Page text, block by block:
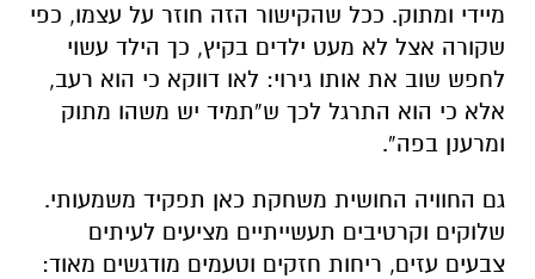
מיידי ומתוק. ככל שהקישור הזה חוזר על עצמו, כפי
שקורה אצל לא מעט ילדים בקיץ, כך הילד עשוי
לחפש שוב את אותו גירוי: לאו דווקא כי הוא רעב,
אלא כי הוא התרגל לכך ש“תמיד יש משהו מתוק
ומרענן בפה”.
גם החוויה החושית משחקת כאן תפקיד משמעותי.
שלוקים וקרטיבים תעשייתיים מציעים לעיתים
צבעים עזים, ריחות חזקים וטעמים מודגשים מאוד: